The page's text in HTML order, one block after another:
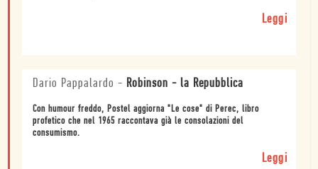
Leggi
Dario Pappalardo - Robinson - la Repubblica
Con humour freddo, Postel aggiorna "Le cose" di Perec, libro
profetico che nel 1965 raccontava già le consolazioni del
consumismo.
Leggi